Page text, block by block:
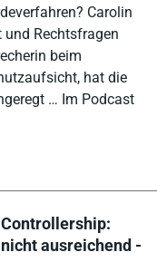
Carolin
Rechtsfragen
beim
hat die
… Im Podcast
ausreichend -